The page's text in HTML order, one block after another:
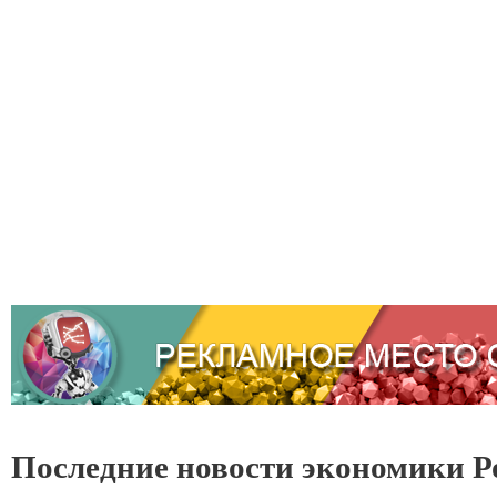
Последние новости экономики